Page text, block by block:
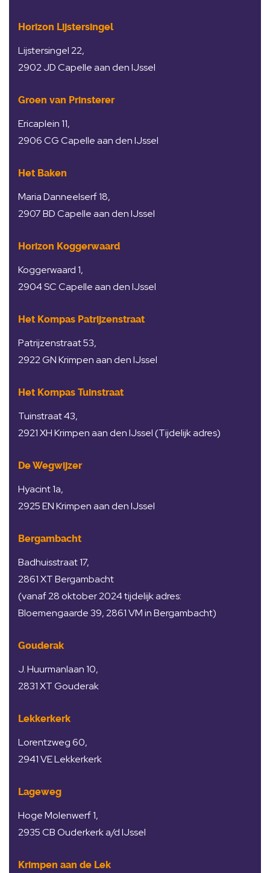
Horizon Lijstersingel
Lijstersingel 22,
2902 JD Capelle aan den IJssel
Groen van Prinsterer
Ericaplein 11,
2906 CG Capelle aan den IJssel
Het Baken
Maria Danneelserf 18,
2907 BD Capelle aan den IJssel
Horizon Koggerwaard
Koggerwaard 1,
2904 SC Capelle aan den IJssel
Het Kompas Patrijzenstraat
Patrijzenstraat 53,
2922 GN Krimpen aan den IJssel
Het Kompas Tuinstraat
Tuinstraat 43,
2921 XH Krimpen aan den IJssel (Tijdelijk adres)
De Wegwijzer
Hyacint 1a,
2925 EN Krimpen aan den IJssel
Bergambacht
Badhuisstraat 17,
2861 XT Bergambacht
(vanaf 28 oktober 2024 tijdelijk adres:
Bloemengaarde 39, 2861 VM in Bergambacht)
Gouderak
J. Huurmanlaan 10,
2831 XT Gouderak
Lekkerkerk
Lorentzweg 60,
2941 VE Lekkerkerk
Lageweg
Hoge Molenwerf 1,
2935 CB Ouderkerk a/d IJssel
Krimpen aan de Lek